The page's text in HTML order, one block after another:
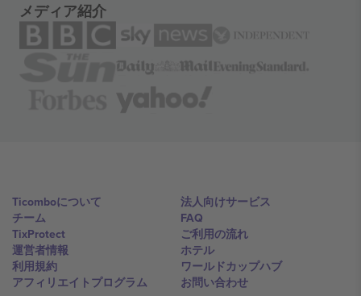
メディア紹介
Ticomboについて
チーム
TixProtect
運営者情報
利用規約
アフィリエイトプログラム
法人向けサービス
FAQ
ご利用の流れ
ホテル
ワールドカップハブ
お問い合わせ